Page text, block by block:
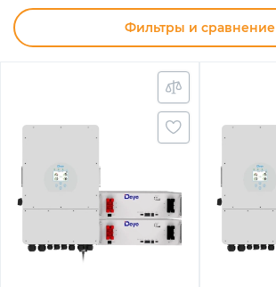
Фильтры и сравнение